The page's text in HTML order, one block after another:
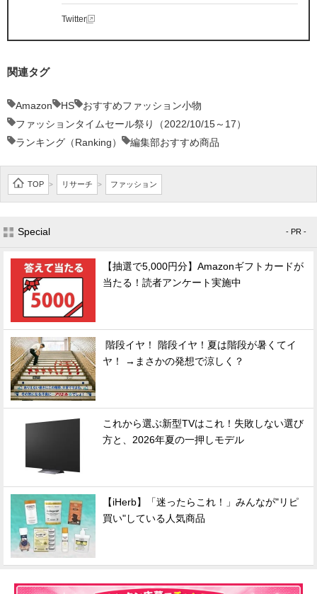
Twitter
関連タグ
Amazon HS
おすすめファッション小物
ファッションタイムセール祭り（2022/10/15～17）
ランキング（Ranking）
編集部おすすめ商品
TOP > リサーチ > ファッション
Special - PR -
【抽選で5,000円分】Amazonギフトカードが
当たる！読者アンケート実施中
階段イヤ！ 階段イヤ！夏は階段が暑くてイ
ヤ！ →まさかの発想で涼しく？
これから選ぶ新型TVはこれ！失敗しない選び
方と、2026年夏の一押しモデル
【iHerb】「迷ったらこれ！」みんなが"リピ
買い"している人気商品